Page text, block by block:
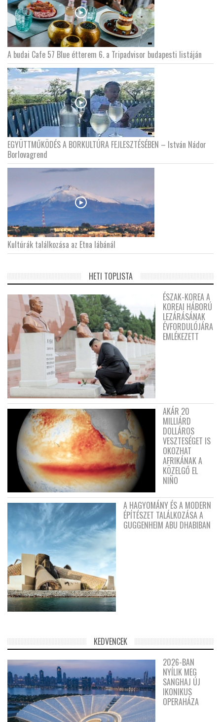
A budai Cafe 57 Blue étterem 6. a Tripadvisor budapesti listáján
EGYÜTTMŰKÖDÉS A BORKULTÚRA FEJLESZTÉSÉBEN – István Nádor
Borlovagrend
Kultúrák találkozása az Etna lábánál
HETI TOPLISTA
ÉSZAK-KOREA A
KOREAI HÁBORÚ
LEZÁRÁSÁNAK
ÉVFORDULÓJÁRA
EMLÉKEZETT
AKÁR 20
MILLIÁRD
DOLLÁROS
VESZTESÉGET IS
OKOZHAT
AFRIKÁNAK A
KÖZELGŐ EL
NIÑO
A HAGYOMÁNY ÉS A MODERN
ÉPÍTÉSZET TALÁLKOZÁSA A
GUGGENHEIM ABU DHABIBAN
KEDVENCEK
2026-BAN
NYÍLIK MEG
SANGHAJ ÚJ
IKONIKUS
OPERAHÁZA